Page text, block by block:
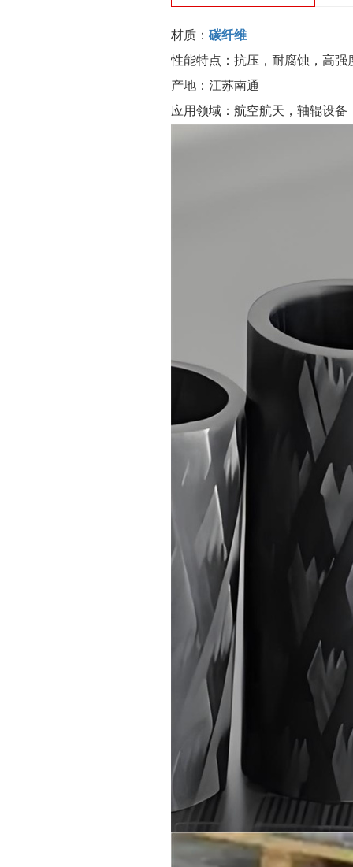
材质：碳纤维
性能特点：抗压，耐腐蚀，高强
产地：江苏南通
应用领域：航空航天，轴辊设